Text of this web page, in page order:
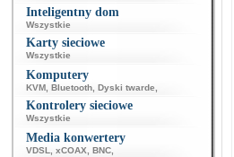
Inteligentny dom
Wszystkie
Karty sieciowe
Wszystkie
Komputery
KVM Bluetooth Dyski twarde
Kontrolery sieciowe
Wszystkie
Media konwertery
VDSL xCOAX BNC